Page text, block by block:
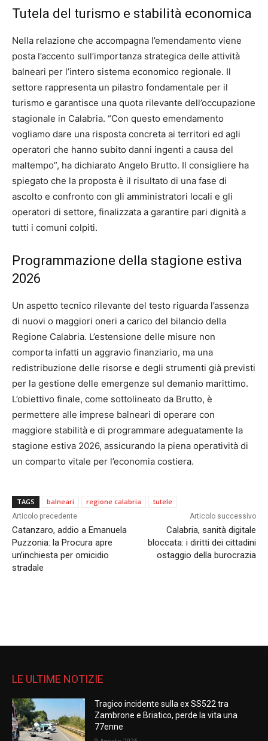
Tutela del turismo e stabilità economica
Nella relazione che accompagna l’emendamento viene
posta l’accento sull’importanza strategica delle attività
balneari per l’intero sistema economico regionale. Il
settore rappresenta un pilastro fondamentale per il
turismo e garantisce una quota rilevante dell’occupazione
stagionale in Calabria. “Con questo emendamento
vogliamo dare una risposta concreta ai territori ed agli
operatori che hanno subito danni ingenti a causa del
maltempo”, ha dichiarato Angelo Brutto. Il consigliere ha
spiegato che la proposta è il risultato di una fase di
ascolto e confronto con gli amministratori locali e gli
operatori di settore, finalizzata a garantire pari dignità a
tutti i comuni colpiti.
Programmazione della stagione estiva
2026
Un aspetto tecnico rilevante del testo riguarda l’assenza
di nuovi o maggiori oneri a carico del bilancio della
Regione Calabria. L’estensione delle misure non
comporta infatti un aggravio finanziario, ma una
redistribuzione delle risorse e degli strumenti già previsti
per la gestione delle emergenze sul demanio marittimo.
L’obiettivo finale, come sottolineato da Brutto, è
permettere alle imprese balneari di operare con
maggiore stabilità e di programmare adeguatamente la
stagione estiva 2026, assicurando la piena operatività di
un comparto vitale per l’economia costiera.
TAGS balneari regione calabria tutele
Articolo precedente
Catanzaro, addio a Emanuela
Puzzonia: la Procura apre
un’inchiesta per omicidio
stradale
Articolo successivo
Calabria, sanità digitale
bloccata: i diritti dei cittadini
ostaggio della burocrazia
LE ULTIME NOTIZIE
Tragico incidente sulla ex SS522 tra
Zambrone e Briatico, perde la vita una
77enne